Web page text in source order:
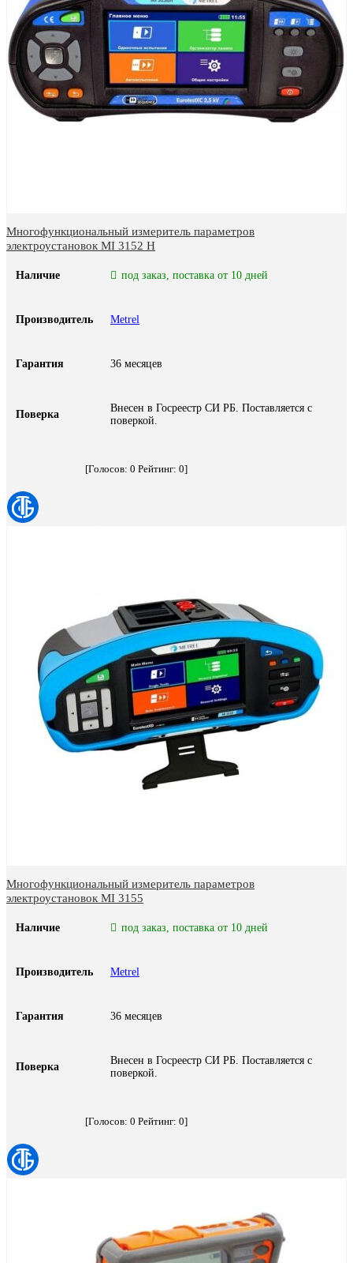
Многофункциональный измеритель параметров
электроустановок MI 3152 H
Наличие под заказ, поставка от 10 дней
Производитель Metrel
Гарантия 36 месяцев
Поверка
Внесен в Госреестр СИ РБ. Поставляется с
поверкой.
[Голосов: 0 Рейтинг: 0]
Многофункциональный измеритель параметров
электроустановок MI 3155
Наличие под заказ, поставка от 10 дней
Производитель Metrel
Гарантия 36 месяцев
Поверка
Внесен в Госреестр СИ РБ. Поставляется с
поверкой.
[Голосов: 0 Рейтинг: 0]